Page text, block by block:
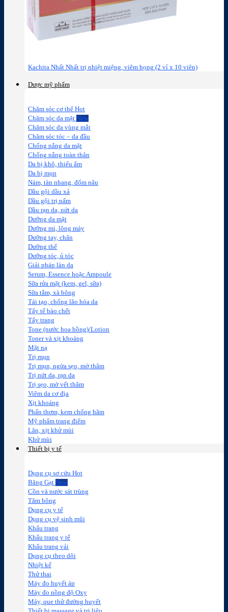
Kachita Nhất Nhất trị nhiệt miệng, viêm họng (2 vỉ x 10 viên)
Dược mỹ phẩm
Chăm sóc cơ thể
Chăm sóc da mặt
Chăm sóc da vùng mắt
Chăm sóc tóc – da đầu
Chống nắng da mặt
Chống nắng toàn thân
Da bị khô, thiếu ẩm
Da bị mụn
Nám, tàn nhang, đốm nâu
Dầu gội dầu xả
Dầu gội trị nấm
Dầu rạn da, nứt da
Dưỡng da mặt
Dưỡng mi, lông mày
Dưỡng tay, chân
Dưỡng thể
Dưỡng tóc, ủ tóc
Giải pháp làn da
Serum, Essence hoặc Ampoule
Sữa rửa mặt (kem, gel, sữa)
Sữa tắm, xà bông
Tái tạo, chống lão hóa da
Tẩy tế bào chết
Tẩy trang
Tone (nước hoa hồng)/Lotion
Toner và xịt khoáng
Mặt nạ
Trị mụn
Trị mụn, ngừa sẹo, mờ thâm
Trị nứt da, rạn da
Trị sẹo, mờ vết thâm
Viêm da cơ địa
Xịt khoáng
Phấn thơm, kem chống hăm
Mỹ phẩm trang điểm
Lăn, xịt khử mùi
Khử mùi
Thiết bị y tế
Dụng cụ sơ cứu
Băng Gạt
Cồn và nước sát trùng
Tăm bông
Dụng cụ y tế
Dụng cụ vệ sinh mũi
Khẩu trang
Khẩu trang y tế
Khẩu trang vải
Dụng cụ theo dõi
Nhiệt kế
Thử thai
Máy đo huyết áp
Máy đo nồng độ Oxy
Máy, que thử đường huyết